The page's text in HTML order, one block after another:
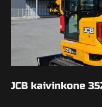
JCB kaivinkone